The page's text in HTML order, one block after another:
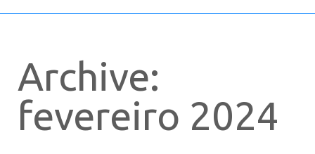
Archive:
fevereiro 2024